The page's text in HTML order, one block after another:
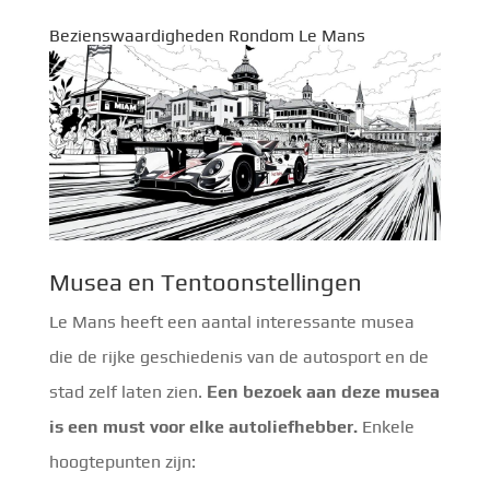
Bezienswaardigheden Rondom Le Mans
Musea en Tentoonstellingen
Le Mans heeft een aantal interessante musea
die de rijke geschiedenis van de autosport en de
stad zelf laten zien. Een bezoek aan deze musea
is een must voor elke autoliefhebber.Enkele
hoogtepunten zijn: